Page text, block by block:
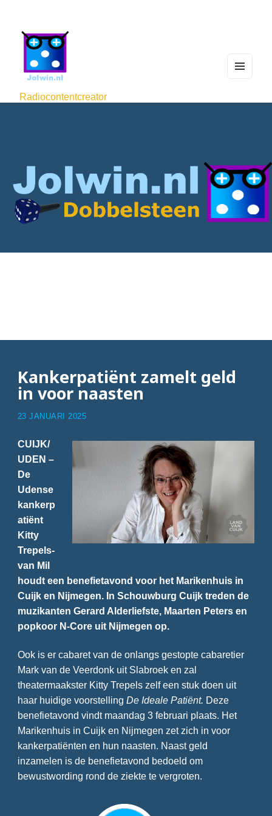
Radiocontentcreator
WIDG
Kankerpatiënt zamelt geld
in voor naasten
23 JANUARI 2025
CUIJK/
UDEN –
De
Udense
kankerp
atiënt
Kitty
Trepels-
van Mil
houdt een benefietavond voor het Marikenhuis in
Cuijk en Nijmegen. In Schouwburg Cuijk treden de
muzikanten Gerard Alderliefste, Maarten Peters en
popkoor N-Core uit Nijmegen op.
Ook is er cabaret van de onlangs gestopte cabaretier
Mark van de Veerdonk uit Slabroek en zal
theatermaakster Kitty Trepels zelf een stuk doen uit
haar huidige voorstelling De Ideale Patiënt. Deze
benefietavond vindt maandag 3 februari plaats. Het
Marikenhuis in Cuijk en Nijmegen zet zich in voor
kankerpatiënten en hun naasten. Naast geld
inzamelen is de benefietavond bedoeld om
bewustwording rond de ziekte te vergroten.